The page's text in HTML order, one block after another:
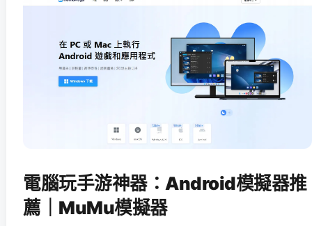
電腦玩手游神器：Android模擬器推
薦｜MuMu模擬器